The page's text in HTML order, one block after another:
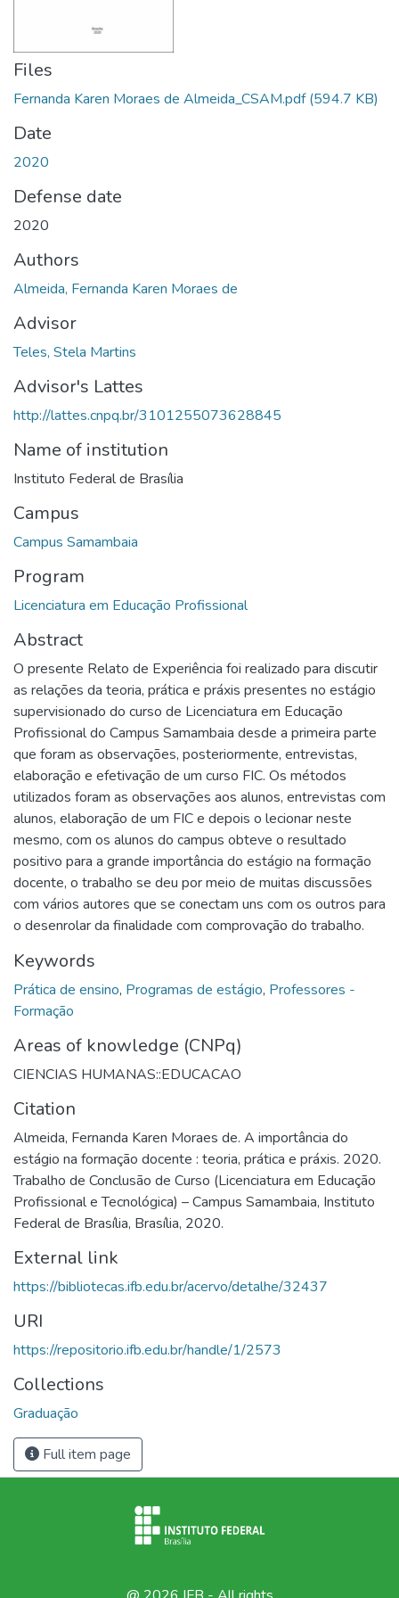
Files
Fernanda Karen Moraes de Almeida_CSAM.pdf(594.7 KB)
Date
2020
Defense date
2020
Authors
Almeida, Fernanda Karen Moraes de
Advisor
Teles, Stela Martins
Advisor's Lattes
http://lattes.cnpq.br/3101255073628845
Name of institution
Instituto Federal de Brasília
Campus
Campus Samambaia
Program
Licenciatura em Educação Profissional
Abstract
O presente Relato de Experiência foi realizado para discutir
as relações da teoria, prática e práxis presentes no estágio
supervisionado do curso de Licenciatura em Educação
Profissional do Campus Samambaia desde a primeira parte
que foram as observações, posteriormente, entrevistas,
elaboração e efetivação de um curso FIC. Os métodos
utilizados foram as observações aos alunos, entrevistas com
alunos, elaboração de um FIC e depois o lecionar neste
mesmo, com os alunos do campus obteve o resultado
positivo para a grande importância do estágio na formação
docente, o trabalho se deu por meio de muitas discussões
com vários autores que se conectam uns com os outros para
o desenrolar da finalidade com comprovação do trabalho.
Keywords
Prática de ensino, Programas de estágio, Professores -
Formação
Areas of knowledge (CNPq)
CIENCIAS HUMANAS::EDUCACAO
Citation
Almeida, Fernanda Karen Moraes de. A importância do
estágio na formação docente : teoria, prática e práxis. 2020.
Trabalho de Conclusão de Curso (Licenciatura em Educação
Profissional e Tecnológica) – Campus Samambaia, Instituto
Federal de Brasília, Brasília, 2020.
External link
https://bibliotecas.ifb.edu.br/acervo/detalhe/32437
URI
https://repositorio.ifb.edu.br/handle/1/2573
Collections
Graduação
Full item page